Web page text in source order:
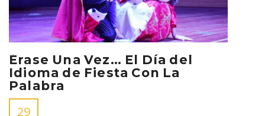
Érase Una Vez… El Día del
Idioma de Fiesta Con La
Palabra
29